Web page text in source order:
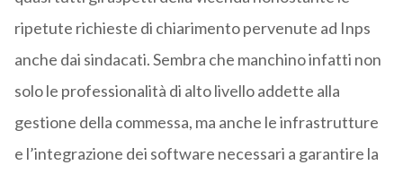
ripetute richieste di chiarimento pervenute ad Inps
anche dai sindacati. Sembra che manchino infatti non
solo le professionalità di alto livello addette alla
gestione della commessa, ma anche le infrastrutture
e l’integrazione dei software necessari a garantire la